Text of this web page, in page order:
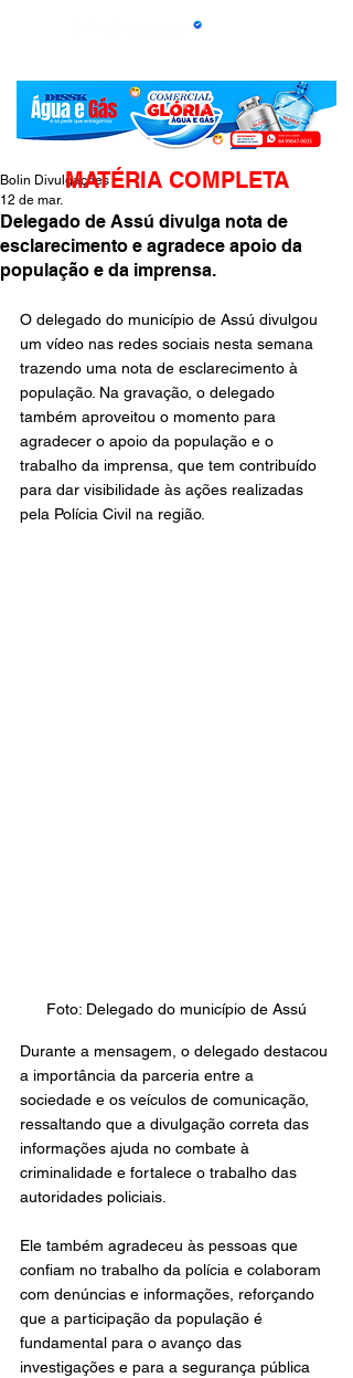
Delegado de Assú divulga nota de
esclarecimento e agradece apoio da
população e da imprensa.
Bolin Divulgações
12 de mar.
O delegado do município de Assú divulgou
um vídeo nas redes sociais nesta semana
trazendo uma nota de esclarecimento à
população. Na gravação, o delegado
também aproveitou o momento para
agradecer o apoio da população e o
trabalho da imprensa, que tem contribuído
para dar visibilidade às ações realizadas
pela Polícia Civil na região.
Foto: Delegado do município de Assú
Durante a mensagem, o delegado destacou
a importância da parceria entre a
sociedade e os veículos de comunicação,
ressaltando que a divulgação correta das
informações ajuda no combate à
criminalidade e fortalece o trabalho das
autoridades policiais.
Ele também agradeceu às pessoas que
confiam no trabalho da polícia e colaboram
com denúncias e informações, reforçando
que a participação da população é
fundamental para o avanço das
investigações e para a segurança pública
MATÉRIA COMPLETA